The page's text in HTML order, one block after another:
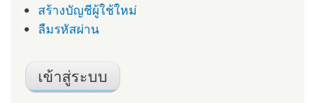
สร้างบัญชีผู้ใช้ใหม่
ลืมรหัสผ่าน